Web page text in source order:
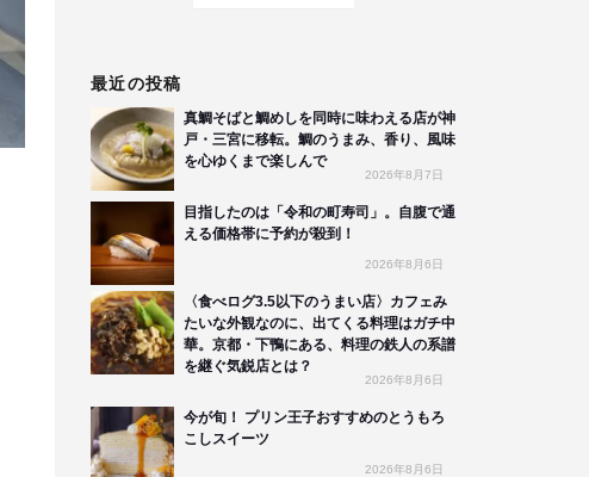
最近の投稿
真鯛そばと鯛めしを同時に味わえる店が神
戸・三宮に移転。鯛のうまみ、香り、風味
を心ゆくまで楽しんで
2026年8月7日
目指したのは「令和の町寿司」。自腹で通
える価格帯に予約が殺到！
2026年8月6日
〈食べログ3.5以下のうまい店〉カフェみ
たいな外観なのに、出てくる料理はガチ中
華。京都・下鴨にある、料理の鉄人の系譜
を継ぐ気鋭店とは？
2026年8月6日
今が旬！ プリン王子おすすめのとうもろ
こしスイーツ
2026年8月6日